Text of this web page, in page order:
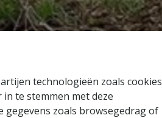
technologieën zoals cookies
te stemmen met deze
zoals browsegedrag of